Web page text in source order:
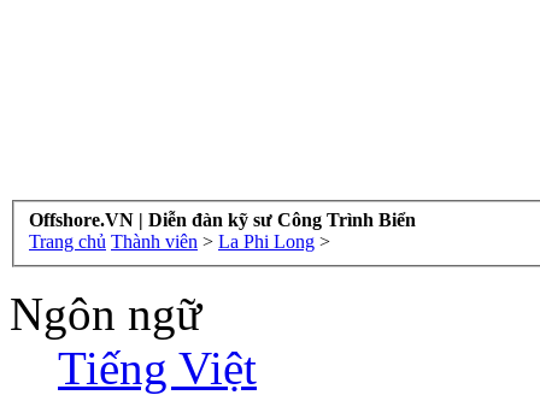
Offshore.VN | Diễn đàn kỹ sư Công Trình Biển
Trang chủ Thành viên > La Phi Long >
Ngôn ngữ
Tiếng Việt